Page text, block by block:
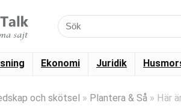
Ekonomi Juridik
och skötsel » Plantera & Så » Här